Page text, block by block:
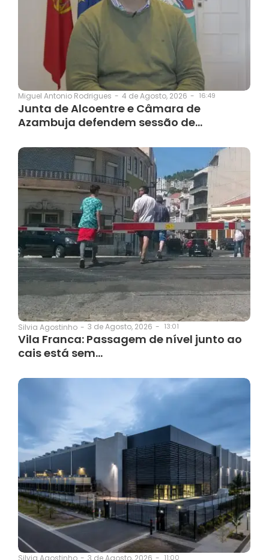
Miguel Antonio Rodrigues - 4 de Agosto, 2026 - 16:49
Junta de Alcoentre e Câmara de
Azambuja defendem sessão de…
Silvia Agostinho - 3 de Agosto, 2026 - 13:01
Vila Franca: Passagem de nível junto ao
cais está sem…
Silvia Agostinho - 3 de Agosto, 2026 - 11:00